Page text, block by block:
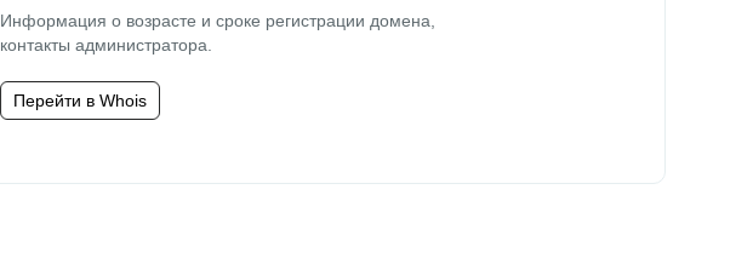
Информация о возрасте и сроке регистрации домена,
контакты администратора.
Перейти в Whois